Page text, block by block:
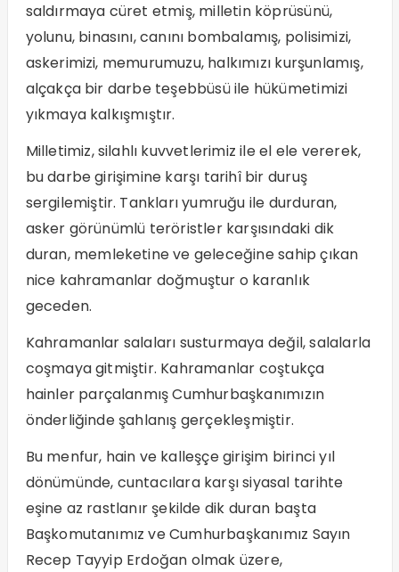
saldırmaya cüret etmiş, milletin köprüsünü,
yolunu, binasını, canını bombalamış, polisimizi,
askerimizi, memurumuzu, halkımızı kurşunlamış,
alçakça bir darbe teşebbüsü ile hükümetimizi
yıkmaya kalkışmıştır.
Milletimiz, silahlı kuvvetlerimiz ile el ele vererek,
bu darbe girişimine karşı tarihî bir duruş
sergilemiştir. Tankları yumruğu ile durduran,
asker görünümlü teröristler karşısındaki dik
duran, memleketine ve geleceğine sahip çıkan
nice kahramanlar doğmuştur o karanlık
geceden.
Kahramanlar salaları susturmaya değil, salalarla
coşmaya gitmiştir. Kahramanlar coştukça
hainler parçalanmış Cumhurbaşkanımızın
önderliğinde şahlanış gerçekleşmiştir.
Bu menfur, hain ve kalleşçe girişim birinci yıl
dönümünde, cuntacılara karşı siyasal tarihte
eşine az rastlanır şekilde dik duran başta
Başkomutanımız ve Cumhurbaşkanımız Sayın
Recep Tayyip Erdoğan olmak üzere,